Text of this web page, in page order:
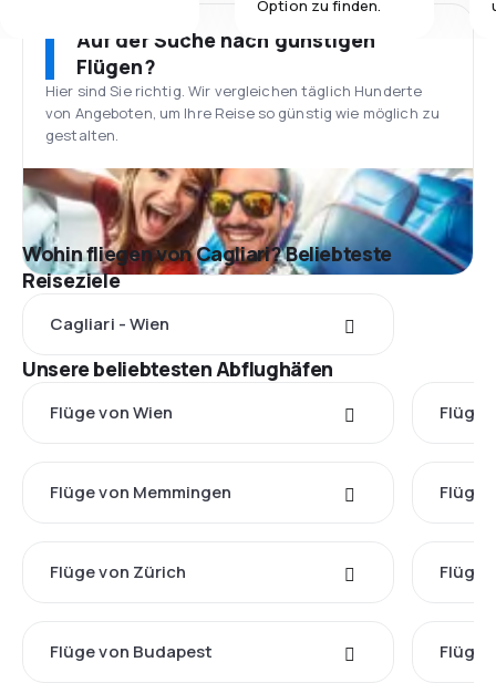
Option zu finden.
Auf der Suche nach günstigen
Flügen?
Hier sind Sie richtig. Wir vergleichen täglich Hunderte
von Angeboten, um Ihre Reise so günstig wie möglich zu
gestalten.
Wohin fliegen von Cagliari? Beliebteste
Reiseziele
Cagliari - Wien
Unsere beliebtesten Abflughäfen
Flüge von Wien Flüge
Flüge von Memmingen Flüge
Flüge von Zürich Flüge
Flüge von Budapest Flüge